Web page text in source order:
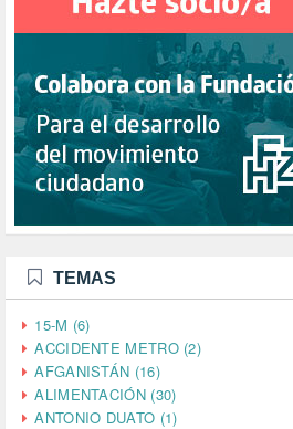
TEMAS
15-M (6)
ACCIDENTE METRO (2)
AFGANISTÁN (16)
ALIMENTACIÓN (30)
ANTONIO DUATO (1)